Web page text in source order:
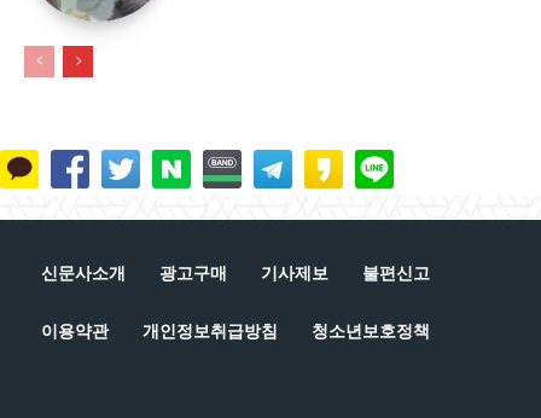
신문사소개 광고구매 기사제보 불편신고
이용약관 개인정보취급방침 청소년보호정책